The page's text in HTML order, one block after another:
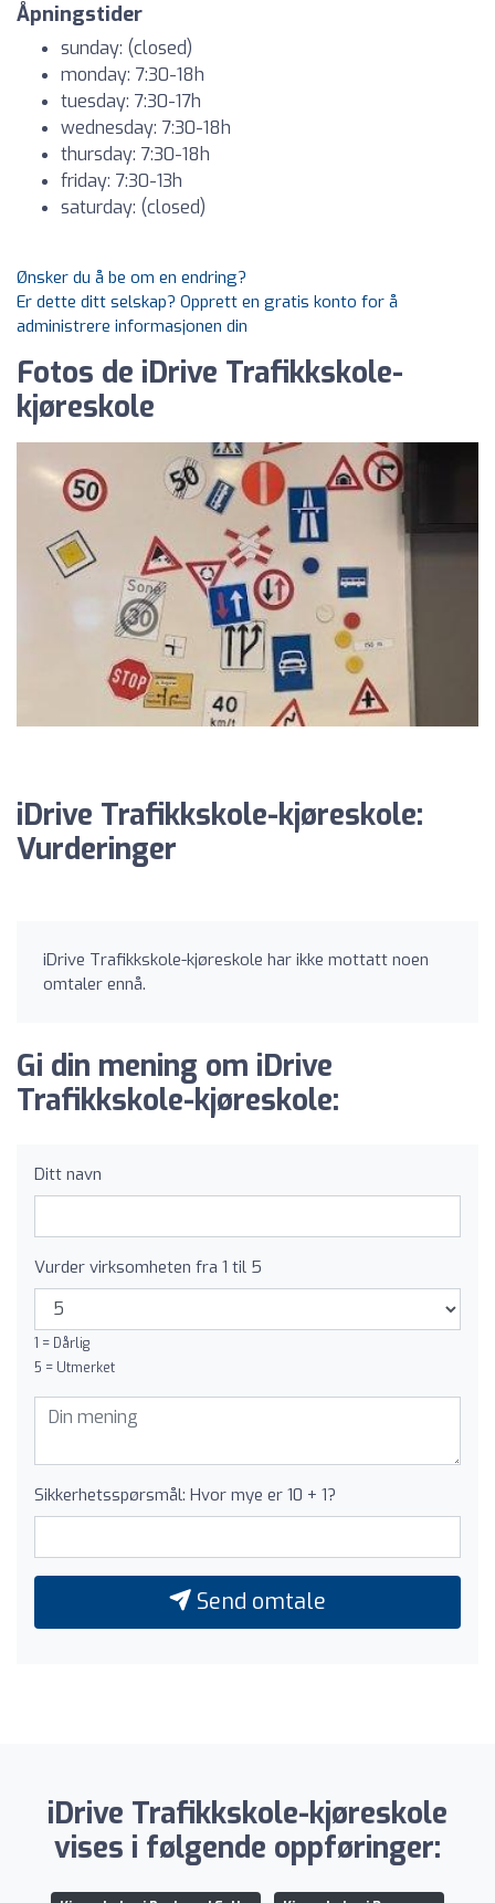
Åpningstider
sunday: (closed)
monday: 7:30-18h
tuesday: 7:30-17h
wednesday: 7:30-18h
thursday: 7:30-18h
friday: 7:30-13h
saturday: (closed)
Ønsker du å be om en endring?
Er dette ditt selskap? Opprett en gratis konto for å
administrere informasjonen din
Fotos de iDrive Trafikkskole-
kjøreskole
iDrive Trafikkskole-kjøreskole:
Vurderinger
iDrive Trafikkskole-kjøreskole har ikke mottatt noen
omtaler ennå.
Gi din mening om iDrive
Trafikkskole-kjøreskole:
Ditt navn
Vurder virksomheten fra 1 til 5
1 = Dårlig
5 = Utmerket
Sikkerhetsspørsmål: Hvor mye er 10 + 1?
Send omtale
iDrive Trafikkskole-kjøreskole
vises i følgende oppføringer: